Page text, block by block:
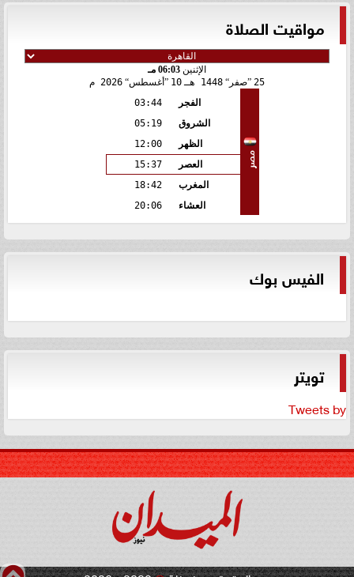
مواقيت الصلاة
الإثنين 06:03 مـ
25 صفر 1448 هـ 10 أغسطس 2026 م
مصر
الفجر
03:44
الشروق
05:19
الظهر
12:00
العصر
15:37
المغرب
18:42
العشاء
20:06
الفيس بوك
تويتر
Tweets by